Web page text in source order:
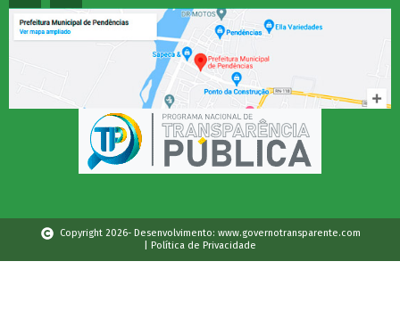
Copyright 2026- Desenvolvimento: www.governotransparente.com
| Política de Privacidade